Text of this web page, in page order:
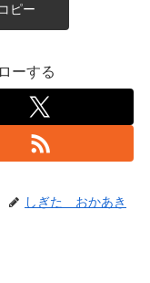
コピー
ーする
しぎた おかあき